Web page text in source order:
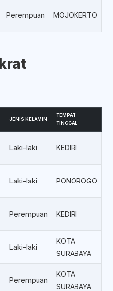
Perempuan MOJOKERTO
JENIS KELAMIN
TEMPAT
TINGGAL
Laki-laki KEDIRI
Laki-laki PONOROGO
Perempuan KEDIRI
Laki-laki
KOTA
SURABAYA
Perempuan
KOTA
SURABAYA